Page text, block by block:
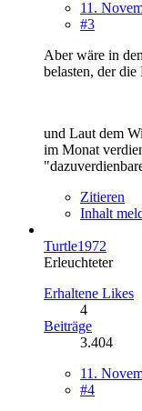
11.
#3
Aber wäre in
belasten, der die
und Laut dem
im Monat
Zitieren
Inhalt
Turtle1972
Erleuchteter
Erhaltene Likes
4
Beiträge
3.404
11.
#4